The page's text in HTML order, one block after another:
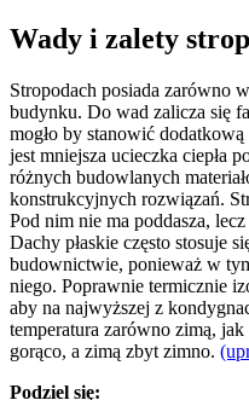
Wady i zalety
Stropodach posiada zarówno
budynku. Do wad zalicza się
mogło by stanowić
jest mniejsza ucieczka ciepła
różnych budowlanych
konstrukcyjnych rozwiązań.
Pod nim nie ma poddasza,
Dachy płaskie często stosuje
budownictwie, ponieważ w
niego. Poprawnie termicznie
aby na najwyższej z
temperatura zarówno zimą,
gorąco, a zimą zbyt zimno.
Podziel się: